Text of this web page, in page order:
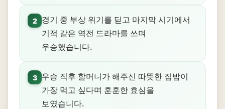
2
경기 중 부상 위기를 딛고 마지막 시기에서
기적 같은 역전 드라마를 쓰며
우승했습니다.
3
우승 직후 할머니가 해주신 따뜻한 집밥이
가장 먹고 싶다며 훈훈한 효심을
보였습니다.